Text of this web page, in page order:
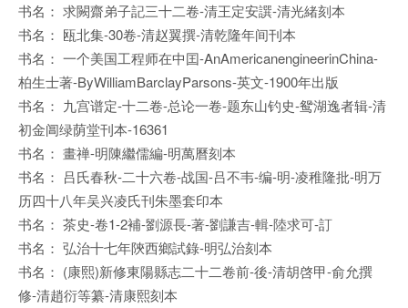
书名： 求闕齋弟子記三十二卷-清王定安譔-清光緒刻本
书名： 瓯北集-30卷-清赵翼撰-清乾隆年间刊本
书名： 一个美国工程师在中囯-AnAmericanengineerinChina-
柏生士著-ByWilliamBarclayParsons-英文-1900年出版
书名： 九宫谱定-十二卷-总论一卷-题东山钓史-鸳湖逸者辑-清
初金阊绿荫堂刊本-16361
书名： 畫禅-明陳繼儒編-明萬曆刻本
书名： 吕氏春秋-二十六卷-战国-吕不韦-编-明-凌稚隆批-明万
历四十八年吴兴凌氏刊朱墨套印本
书名： 茶史-卷1-2補-劉源長-著-劉謙吉-輯-陸求可-訂
书名： 弘治十七年陝西鄉試錄-明弘治刻本
书名： (康熙)新修東陽縣志二十二卷前-後-清胡啓甲-俞允撰
修-清趙衍等纂-清康熙刻本